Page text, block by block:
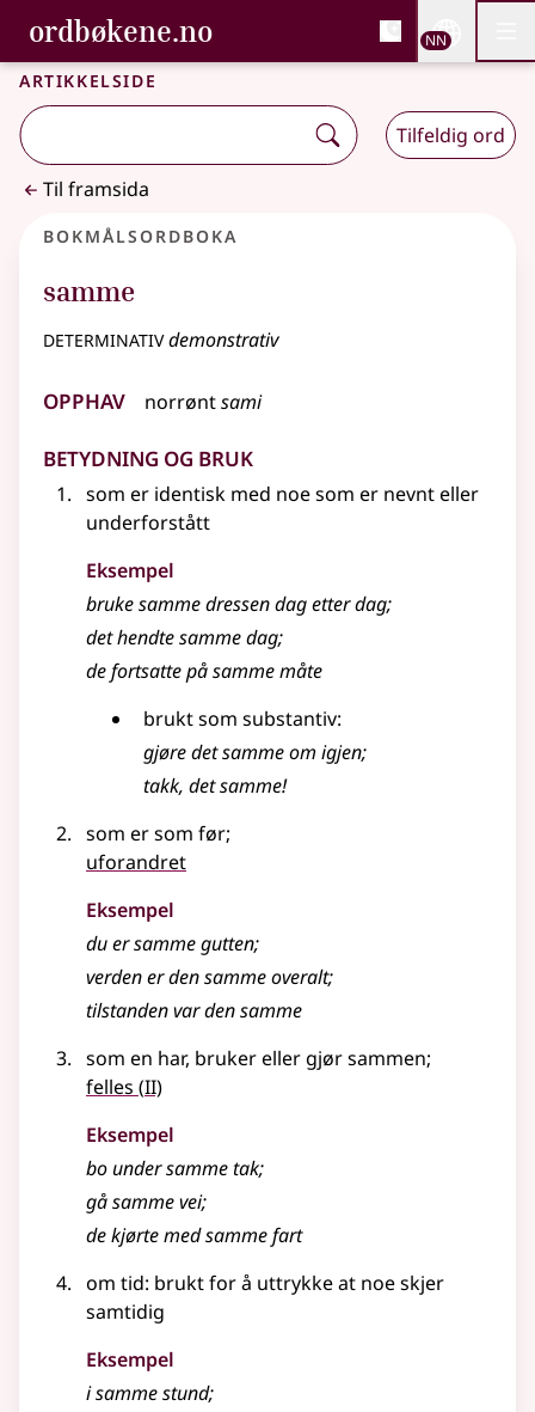
Gå til hovudinnhald
Tilgjenge
ordbøkene.no, Bokmålsordboka og
Bokmålsordboka og Nynorskordboka
NN
Artikkelside
Tilfeldig ord
Til framsida
Bokmålsordboka
samme
determinativdemonstrativ
Opphav norrøntsami
Betydning og bruk
som er identisk med noe som er nevnteller
underforstått
Eksempel
brukesammedressen dag etter dag;
det hendtesammedag;
de fortsatte påsammemåte
brukt som substantiv:
gjøre detsammeom igjen;
takk, det samme!
som er som før;
uforandret
Eksempel
du ersammegutten;
verden er densammeoveralt;
tilstanden var densamme
som en har, bruker eller gjør sammen;
felles (2
II)
Eksempel
bo undersammetak;
gå samme vei;
de kjørte med samme fart
om tid: brukt for å uttrykke at noe skjer
samtidig
Eksempel
i samme stund;